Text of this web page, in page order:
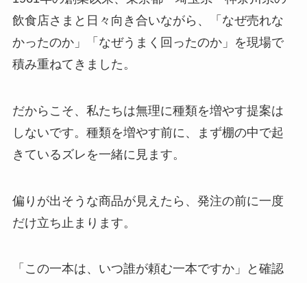
飲食店さまと日々向き合いながら、「なぜ売れな
かったのか」「なぜうまく回ったのか」を現場で
積み重ねてきました。
だからこそ、私たちは無理に種類を増やす提案は
しないです。種類を増やす前に、まず棚の中で起
きているズレを一緒に見ます。
偏りが出そうな商品が見えたら、発注の前に一度
だけ立ち止まります。
「この一本は、いつ誰が頼む一本ですか」と確認